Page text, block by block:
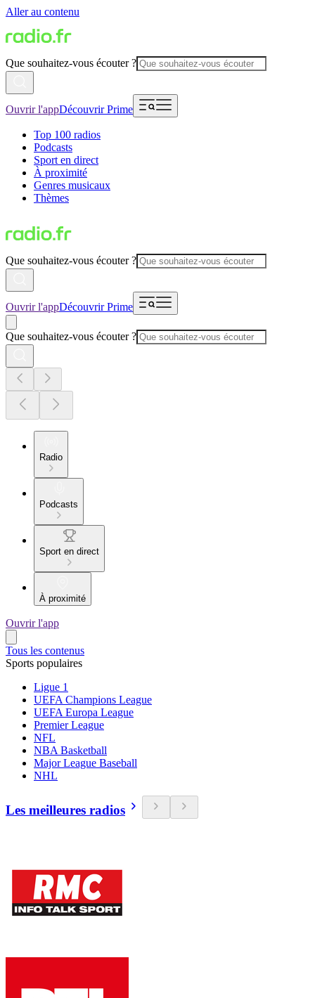
Aller au contenu
Que souhaitez-vous écouter ?
Ouvrir l'appDécouvrir Prime
Top 100 radios
Podcasts
Sport en direct
À proximité
Genres musicaux
Thèmes
Que souhaitez-vous écouter ?
Ouvrir l'appDécouvrir Prime
Que souhaitez-vous écouter ?
Radio
Podcasts
Sport en direct
À proximité
Ouvrir l'app
Tous les contenus
Sports populaires
Ligue 1
UEFA Champions League
UEFA Europa League
Premier League
NFL
NBA Basketball
Major League Baseball
NHL
Les meilleures radios